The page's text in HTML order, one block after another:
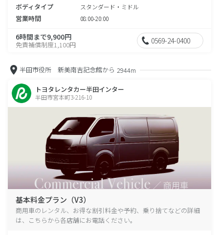
ボディタイプ スタンダード・ミドル
営業時間 08:00-20:00
6時間まで9,900円
免責補償制度1,100円 0569-24-0400
半田市役所 新美南吉記念館から 2944m
トヨタレンタカー半田インター
半田市宮本町3-216-10
基本料金プラン（V3）
商用車のレンタル、お得な割引料金や予約、乗り捨てなどの詳細
は、こちらから各店舗にお電話ください。